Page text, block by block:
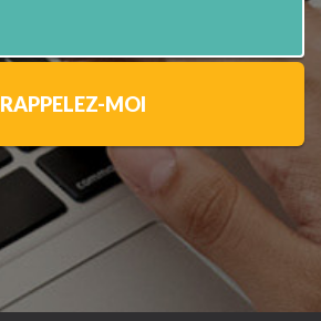
RAPPELEZ-MOI